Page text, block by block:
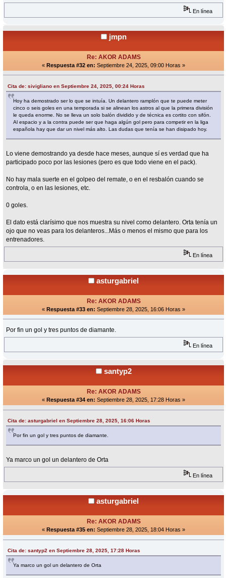
En línea
jmpn
Re: AKOR ADAMS
« Respuesta #32 en: Septiembre 24, 2025, 09:00 Horas »
Cita de: sivigliano en Septiembre 24, 2025, 00:24 Horas
Hoy ha demostrado ser lo que se intuía. Un delantero ramplón que te puede meter
cinco o seis goles en una temporada si se alinean los astros al que la primera división
le queda enorme. No se lleva un solo balón dividido y de técnica es cortito con sifón.
Al espacio y a la contra puede ser que haga algún gol pero para competir en la liga
española hay que dar un nivel más alto. Las dudas que tenía se han disipado hoy.
Lo viene demostrando ya desde hace meses, aunque sí es verdad que ha
participado poco por las lesiones (pero es que todo viene en el pack).
No hay mala suerte en el golpeo del remate, o en el resbalón cuando se
controla, o en las lesiones, etc.
0 goles.
El dato está clarísimo que nos muestra su nivel como delantero. Orta tenía un
ojo que no veas para los delanteros...Más o menos el mismo que para los
entrenadores.
En línea
asturgabriel
Re: AKOR ADAMS
« Respuesta #33 en: Septiembre 28, 2025, 16:06 Horas »
Por fin un gol y tres puntos de diamante.
En línea
santyp2
Re: AKOR ADAMS
« Respuesta #34 en: Septiembre 28, 2025, 17:28 Horas »
Cita de: asturgabriel en Septiembre 28, 2025, 16:06 Horas
Por fin un gol y tres puntos de diamante.
Ya marco un gol un delantero de Orta
En línea
asturgabriel
Re: AKOR ADAMS
« Respuesta #35 en: Septiembre 28, 2025, 18:04 Horas »
Cita de: santyp2 en Septiembre 28, 2025, 17:28 Horas
Ya marco un gol un delantero de Orta